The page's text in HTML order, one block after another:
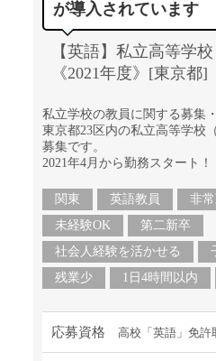
が導入されています
【英語】私立高等学
《2021年度》[東京都]
私立学校の教員に関する募集
東京都23区内の私立高等学校
募集です。
2021年4月から勤務スタート！
関東 英語教員 非
未経験OK
第二新卒
社会人経験を活かせる
残業少
1日4時間以内
応募資格 高校「英語」免許